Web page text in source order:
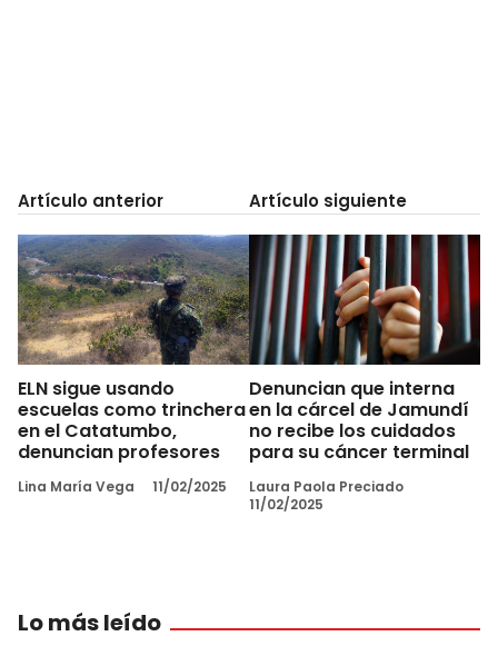
Artículo anterior
ELN sigue usando
escuelas como trinchera
en el Catatumbo,
denuncian profesores
Lina María Vega 11/02/2025
Artículo siguiente
Denuncian que interna
en la cárcel de Jamundí
no recibe los cuidados
para su cáncer terminal
Laura Paola Preciado
11/02/2025
Lo más leído